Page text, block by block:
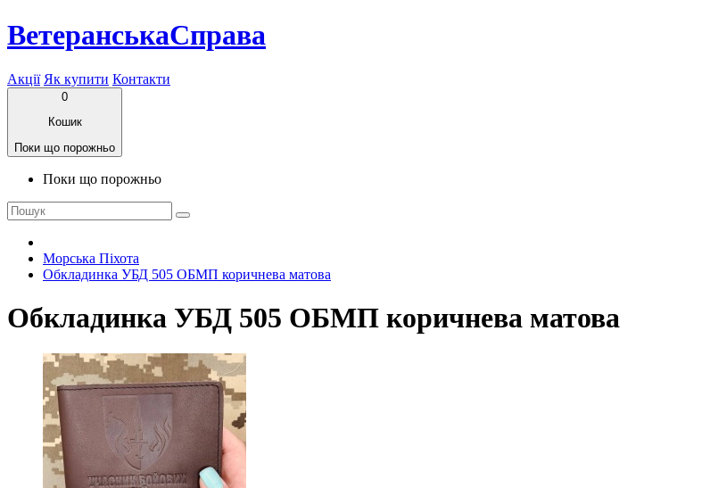
ВетеранськаСправа
Акції Як купити Контакти
0
Кошик
Поки що порожньо
Поки що порожньо
Морська Піхота
Обкладинка УБД 505 ОБМП коричнева матова
Обкладинка УБД 505 ОБМП коричнева матова